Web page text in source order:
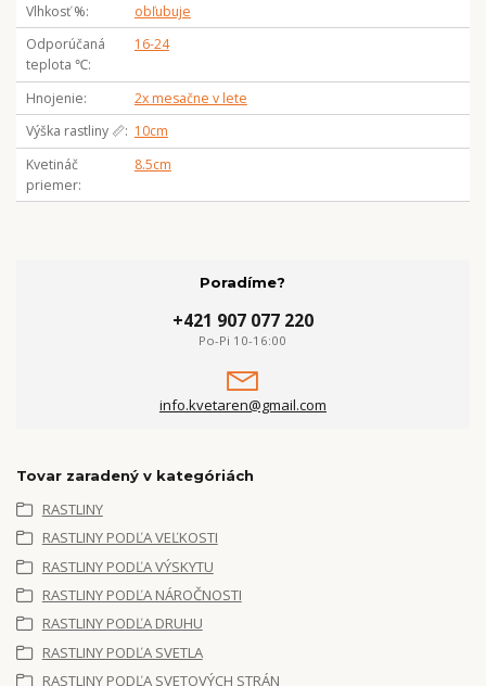
Vlhkosť %
obľubuje
Odporúčaná
teplota ℃
16-24
Hnojenie
2x mesačne v lete
Výška rastliny 📏
10cm
Kvetináč
priemer
8.5cm
Poradíme?
+421 907 077 220
Po-Pi 10-16:00
info.kvetaren@gmail.com
Tovar zaradený v kategóriách
RASTLINY
RASTLINY PODĽA VEĽKOSTI
RASTLINY PODĽA VÝSKYTU
RASTLINY PODĽA NÁROČNOSTI
RASTLINY PODĽA DRUHU
RASTLINY PODĽA SVETLA
RASTLINY PODĽA SVETOVÝCH STRÁN